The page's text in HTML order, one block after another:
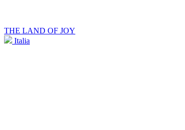
THE LAND OF JOY
Italia